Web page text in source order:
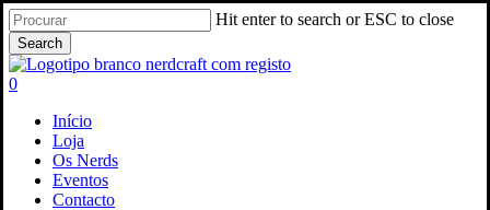
Skip
to
main
content
Hit enter to search or ESC to close
Search
Close
Search
search
account
0
Início
Loja
Os Nerds
Eventos
Contacto